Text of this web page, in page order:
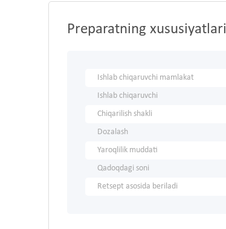
Preparatning xususiyatlari
Ishlab chiqaruvchi mamlakat
Ishlab chiqaruvchi
Chiqarilish shakli
Dozalash
Yaroqlilik muddati
Qadoqdagi soni
Retsept asosida beriladi